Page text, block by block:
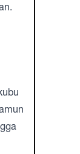
.